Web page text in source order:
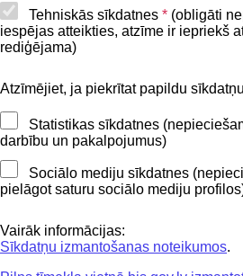
Tehniskās sīkdatnes * (obligāti
iespējas atteikties, atzīme ir iepriekš
rediģējama)
Atzīmējiet, ja piekrītat papildu
Statistikas sīkdatnes
darbību un pakalpojumus)
Sociālo mediju sīkdatnes
pielāgot saturu sociālo mediju
Vairāk informācijas:
Sīkdatņu izmantošanas noteikumos.
BIS atbalsta